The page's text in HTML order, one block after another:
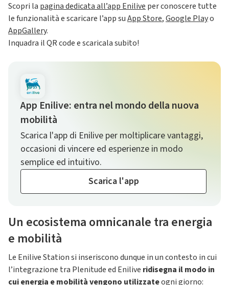
Scopri la pagina dedicata all’app Enilive per conoscere tutte
le funzionalità e scaricare l’app suApp Store,Google Playo
AppGallery.
Inquadra il QR code e scaricala subito!
App Enilive: entra nel mondo della nuova
mobilità
Scarica l'app di Enilive per moltiplicare vantaggi,
occasioni di vincere ed esperienze in modo
semplice ed intuitivo.
Scarica l'app
Un ecosistema omnicanale tra energia
e mobilità
Le Enilive Station si inseriscono dunque in un contesto in cui
l’integrazione tra Plenitude ed Enilive ridisegna il modo in
cui energia e mobilità vengono utilizzateogni giorno: